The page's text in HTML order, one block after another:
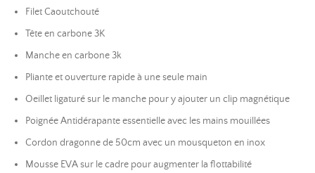
Filet Caoutchouté
Tête en carbone 3K
Manche en carbone 3k
Pliante et ouverture rapide à une seule main
Oeillet ligaturé sur le manche pour y ajouter un clip magnétique
Poignée Antidérapante essentielle avec les mains mouillées
Cordon dragonne de 50cm avec un mousqueton en inox
Mousse EVA sur le cadre pour augmenter la flottabilité